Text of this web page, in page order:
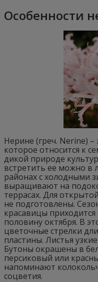
Особенности
Нерине (греч. Nerine) –
которое относится к
дикой природе
встретить ее можно в
районах с холодными
выращивают на
террасах. Для
не подготовлены.
красавицы
половину октября. В
цветочные стрелки
пластины. Листья
Бутоны окрашены в
персиковый или
напоминают
соцветия.